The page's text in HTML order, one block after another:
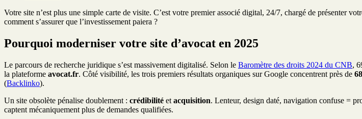
Votre site n’est plus une simple carte de visite. C’est votre premier associé digital, 24/7, chargé de présenter
comment s’assurer que l’investissement paiera ?
Pourquoi moderniser votre site d’avocat en 2025
Le parcours de recherche juridique s’est massivement digitalisé. Selon le Baromètre des droits 2024 du CNB,
la plateforme avocat.fr. Côté visibilité, les trois premiers résultats organiques sur Google concentrent près de
(Backlinko).
Un site obsolète pénalise doublement : crédibilité et acquisition. Lenteur, design daté, navigation confuse =
captent mécaniquement plus de demandes qualifiées.